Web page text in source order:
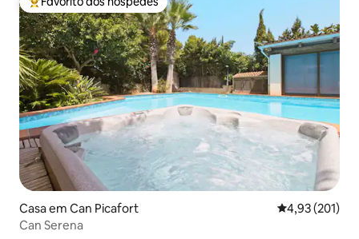
Favoritos dos hóspedes mais apreciados
Casa em Can Picafort Classificação
4,93 (201)
Can Serena